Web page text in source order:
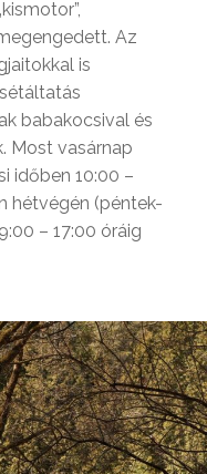
Az
is
babakocsival és
Most vasárnap
időben 10:00 –
hétvégén (péntek-
– 17:00 óráig